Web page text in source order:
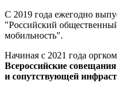
С 2019 года ежегодно
"Российский
мобильность".
Начиная с 2021 года
Всероссийские
и сопутствующей